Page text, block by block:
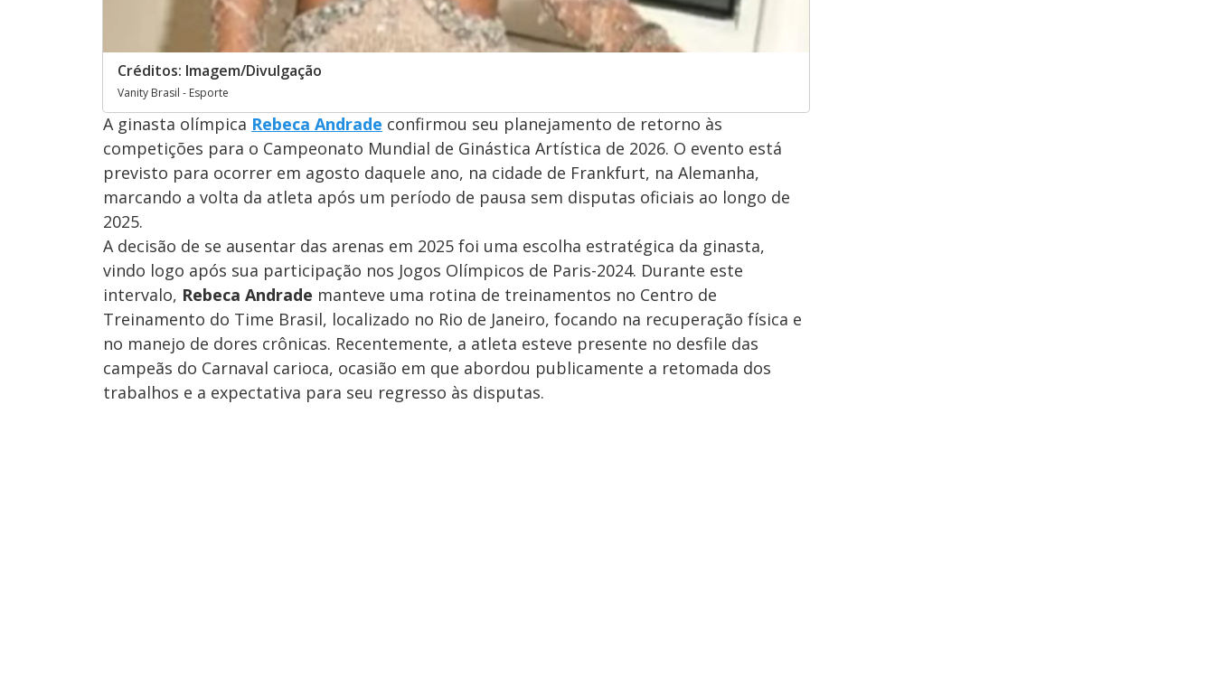
Créditos: Imagem/Divulgação
Vanity Brasil - Esporte
A ginasta olímpica Rebeca Andrade confirmou seu planejamento de retorno às
competições para o Campeonato Mundial de Ginástica Artística de 2026. O evento está
previsto para ocorrer em agosto daquele ano, na cidade de Frankfurt, na Alemanha,
marcando a volta da atleta após um período de pausa sem disputas oficiais ao longo de
2025.
A decisão de se ausentar das arenas em 2025 foi uma escolha estratégica da ginasta,
vindo logo após sua participação nos Jogos Olímpicos de Paris-2024. Durante este
intervalo, Rebeca Andrade manteve uma rotina de treinamentos no Centro de
Treinamento do Time Brasil, localizado no Rio de Janeiro, focando na recuperação física e
no manejo de dores crônicas. Recentemente, a atleta esteve presente no desfile das
campeãs do Carnaval carioca, ocasião em que abordou publicamente a retomada dos
trabalhos e a expectativa para seu regresso às disputas.